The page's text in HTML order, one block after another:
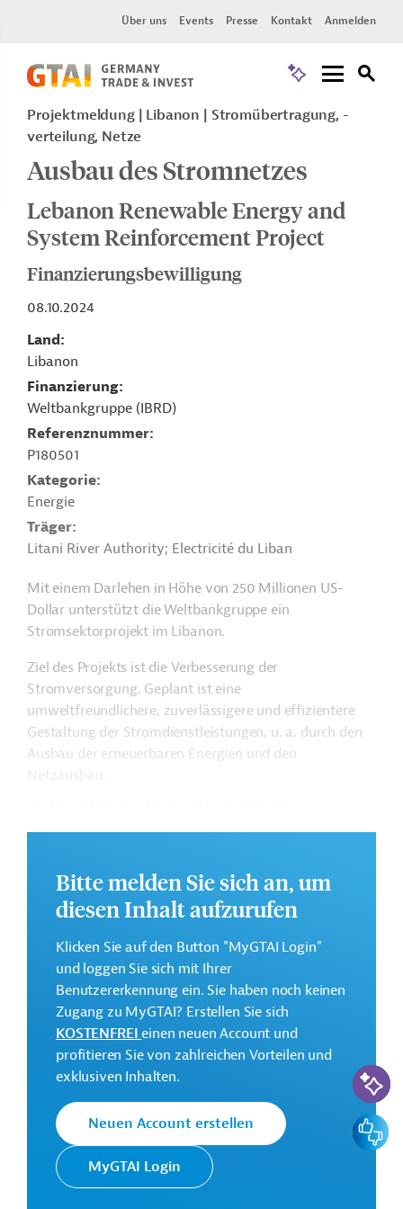
Über uns Events Presse Kontakt Anmelden
Projektmeldung Libanon
Stromübertragung, -
verteilung, Netze
Ausbau des Stromnetzes
Lebanon Renewable Energy and
System Reinforcement Project
Finanzierungsbewilligung
08.10.2024
Land
Libanon
Finanzierung
Weltbankgruppe (IBRD)
Referenznummer
P180501
Kategorie
Energie
Träger
Litani River Authority; Electricité du Liban
Mit einem Darlehen in Höhe von 250 Millionen US-
Dollar unterstützt die Weltbankgruppe ein
Stromsektorprojekt im Libanon.
Ziel des Projekts ist die Verbesserung der
Stromversorgung. Geplant ist eine
umweltfreundlichere, zuverlässigere und effizientere
Gestaltung der Stromdienstleistungen, u. a. durch den
Ausbau der erneuerbaren Energien und den
September 2024 bis Dezember 2030.
finden Sie auf der Webseite der Weltbankgruppe
und im Originaldokument, das zum Download
GTAI informiert über die
Weltbankgruppe
Schwerpunkte, Regularien und praktische Hinweise zur
Geschäftsanbahnung.
Gesamtkosten:
250 Millionen US-Dollar
250 Millionen US-Dollar (IBRD, Darlehen)
Kontaktadressen
Bitte melden Sie sich an, um
diesen Inhalt aufzurufen
Klicken Sie auf den Button "MyGTAI Login"
und loggen Sie sich mit Ihrer
Benutzererkennung ein. Sie haben noch keinen
Zugang zu MyGTAI? Erstellen Sie sich
KOSTENFREIeinen neuen Account und
profitieren Sie von zahlreichen Vorteilen und
exklusiven Inhalten.
Neuen Account erstellen
MyGTAI Login
KI-